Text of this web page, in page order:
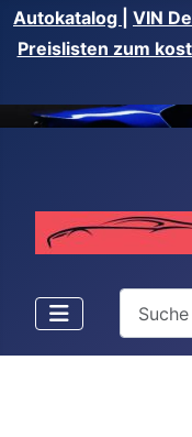
Autokatalog VIN
Preislisten zum